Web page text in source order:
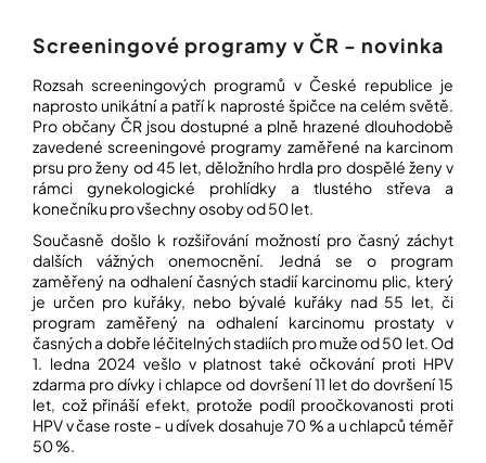
Screeningové programy v ČR - novinka
Rozsah screeningových programů v České republice je
naprosto unikátní a patří k naprosté špičce na celém světě.
Pro občany ČR jsou dostupné a plně hrazené dlouhodobě
zavedené screeningové programy zaměřené na karcinom
prsu pro ženy od 45 let, děložního hrdla pro dospělé ženy v
rámci gynekologické prohlídky a tlustého střeva a
konečníku pro všechny osoby od 50 let.
Současně došlo k rozšiřování možností pro časný záchyt
dalších vážných onemocnění. Jedná se o program
zaměřený na odhalení časných stadií karcinomu plic, který
je určen pro kuřáky, nebo bývalé kuřáky nad 55 let, či
program zaměřený na odhalení karcinomu prostaty v
časných a dobře léčitelných stadiích pro muže od 50 let. Od
1. ledna 2024 vešlo v platnost také očkování proti HPV
zdarma pro dívky i chlapce od dovršení 11 let do dovršení 15
let, což přináší efekt, protože podíl proočkovanosti proti
HPV v čase roste - u dívek dosahuje 70 % a u chlapců téměř
50 %.